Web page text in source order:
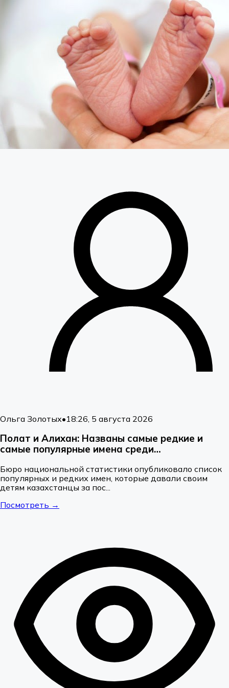
Ольга Золотых•18:26, 5 августа 2026
Полат и Алихан: Названы самые редкие и
самые популярные имена среди
Бюро национальной статистики опубликовало список
популярных и редких имен, которые давали своим
детям казахстанцы за пос...
Посмотреть →